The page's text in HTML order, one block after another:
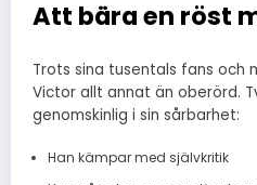
Att bära en röst
Trots sina tusentals fans och
Victor allt annat än oberörd.
genomskinlig i sin sårbarhet:
Han kämpar med självkritik